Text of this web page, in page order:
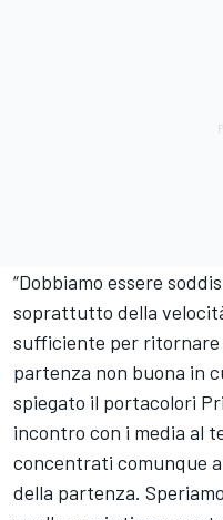
“Dobbiamo essere
soprattutto della
sufficiente per ritornare
partenza non buona in
spiegato il portacolori
incontro con i media al
concentrati comunque
della partenza.